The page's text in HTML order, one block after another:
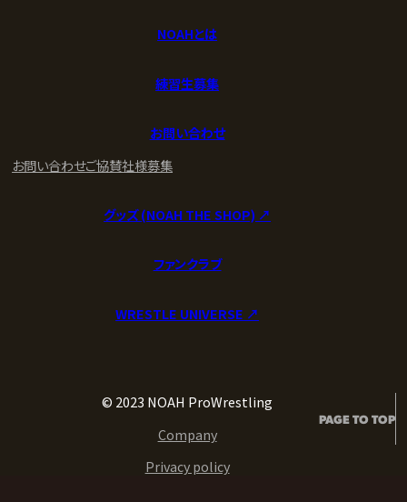
NOAHとは
練習生募集
お問い合わせ
お問い合わせご協賛社様募集
グッズ (NOAH THE SHOP) ↗︎
ファンクラブ
WRESTLE UNIVERSE ↗︎
© 2023 NOAH ProWrestling
Company
Privacy policy
PAGE TO TOP